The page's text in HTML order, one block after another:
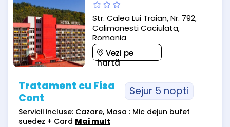
Str. Calea Lui Traian, Nr. 792,
Calimanesti Caciulata,
Romania
Vezi pe
hartă
Tratament cu Fisa
Cont
Sejur 5 nopti
Servicii incluse: Cazare, Masa : Mic dejun bufet
suedez + Card Mai mult